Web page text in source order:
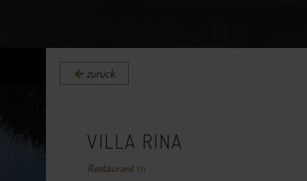
zurück
VILLA RINA
Restaurantin